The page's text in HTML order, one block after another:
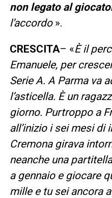
non legato al
l’accordo».
CRESCITA– «È il
Emanuele, per
Serie A. A Parma va
l’asticella. È un
giorno. Purtroppo a
all’inizio i sei mesi di
Cremona girava
neanche una
a gennaio e giocare
mille e tu sei ancora